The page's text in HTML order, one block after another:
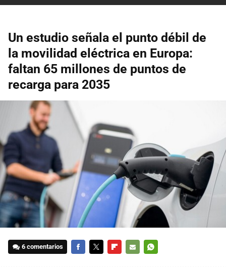
Un estudio señala el punto débil de
la movilidad eléctrica en Europa:
faltan 65 millones de puntos de
recarga para 2035
6 comentarios